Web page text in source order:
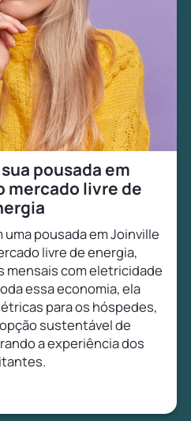
pousada em
mercado livre de
pousada em Joinville
livre de energia,
mensais com eletricidade
essa economia, ela
para os hóspedes,
sustentável de
a experiência dos